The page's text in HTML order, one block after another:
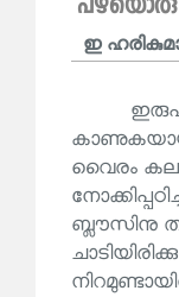
പഴയൊരു
ഇ
വൈരം
ബ്ലൗസിനു